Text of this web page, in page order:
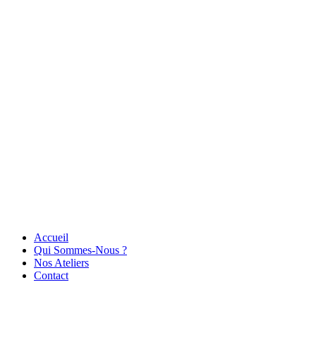
Accueil
Qui Sommes-Nous ?
Nos Ateliers
Contact